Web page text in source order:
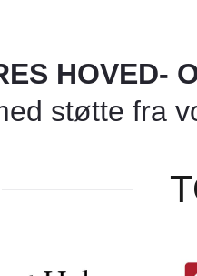
HOVED-
støtte fra